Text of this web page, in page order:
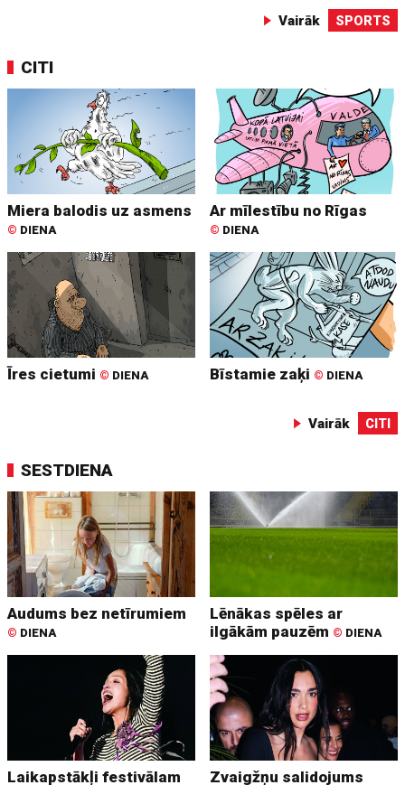
Vairāk SPORTS
CITI
Miera balodis uz asmens
© DIENA
Ar mīlestību no Rīgas
© DIENA
Īres cietumi © DIENA Bīstamie zaķi © DIENA
Vairāk CITI
SESTDIENA
Audums bez netīrumiem
© DIENA
Lēnākas spēles ar
ilgākām pauzēm © DIENA
Laikapstākļi festivālam Zvaigžņu salidojums